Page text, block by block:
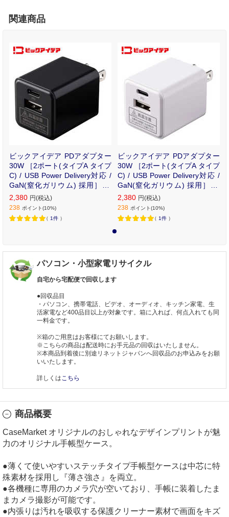
関連商品
ビックアイデア PDアダプター
30W ［2ポート(タイプA タイプ
C) / USB Power Delivery対応 /
GaN(窒化ガリウム) 採用］ ブ
ラック BIT-ACPD302AK
2,380 円(税込)
238 ポイント(10%)
（ 1件 ）
ビックアイデア PDアダプター
30W ［2ポート(タイプA タイプ
C) / USB Power Delivery対応 /
GaN(窒化ガリウム) 採用］ ホ
ワイト BIT-ACPD302AW
2,380 円(税込)
238 ポイント(10%)
（ 1件 ）
パソコン・小型家電リサイクル
自宅から宅配便で回収します
●回収品目
・パソコン、携帯電話、ビデオ、オーディオ、キッチン家電、生
活家電など400品目以上が対象です。箱に入れば、何点入れても同
一料金です。
※箱のご用意はお客様にてお願いします。
※こちらの商品は配送時にお手元品の回収はいたしません。
※本商品到着後に別途リネットジャパンへ回収品のお申込みをお願
いいたします。
詳しくはこちら
商品概要
CaseMarket オリジナルのおしゃれなデザインプリントが魅
力のオリジナル手帳型ケース。
●薄くて使いやすいステッチタイプ手帳型ケースは中芯に特
殊素材を採用し『薄さ強さ』を両立。
●各機種に専用のカメラ穴が空いており、手帳に装着したま
まカメラ撮影が可能です。
●内張りは汚れを吸収する保護クリーナー素材で画面をキズ